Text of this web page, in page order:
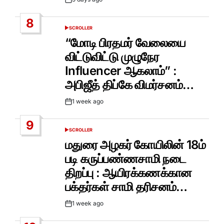
Post
8
POSTED
SCROLLER
“மோடி பிரதமர் வேலையை
விட்டுவிட்டு முழுநேர
Influencer ஆகலாம்” :
அபிஜீத் திப்கே விமர்சனம்…
Post1 week ago
9
POSTED
SCROLLER
மதுரை அழகர் கோயிலின் 18ம்
படி கருப்பண்ணசாமி நடை
திறப்பு : ஆயிரக்கணக்கான
பக்தர்கள் சாமி தரிசனம்…
Post1 week ago